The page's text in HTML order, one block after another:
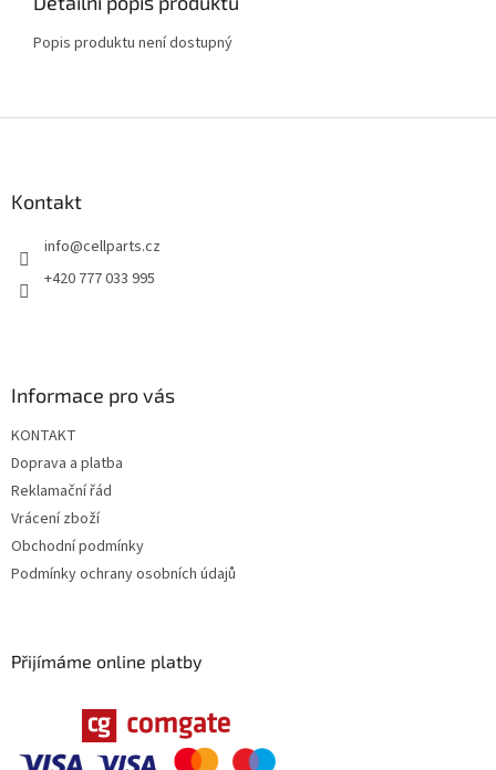
Popis produktu není dostupný
Kontakt
info@cellparts.cz
+420 777 033 995
Informace pro vás
KONTAKT
Doprava a platba
Reklamační řád
Vrácení zboží
Obchodní podmínky
Podmínky ochrany osobních údajů
Přijímáme online platby